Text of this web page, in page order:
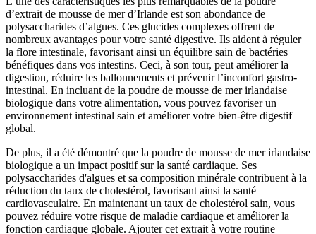
d’extrait de mousse de mer d’Irlande est son abondance de
polysaccharides d’algues. Ces glucides complexes offrent de
nombreux avantages pour votre santé digestive. Ils aident à réguler
la flore intestinale, favorisant ainsi un équilibre sain de bactéries
bénéfiques dans vos intestins. Ceci, à son tour, peut améliorer la
digestion, réduire les ballonnements et prévenir l’inconfort gastro-
intestinal. En incluant de la poudre de mousse de mer irlandaise
biologique dans votre alimentation, vous pouvez favoriser un
environnement intestinal sain et améliorer votre bien-être digestif
global.
De plus, il a été démontré que la poudre de mousse de mer irlandaise
biologique a un impact positif sur la santé cardiaque. Ses
polysaccharides d'algues et sa composition minérale contribuent à la
réduction du taux de cholestérol, favorisant ainsi la santé
cardiovasculaire. En maintenant un taux de cholestérol sain, vous
pouvez réduire votre risque de maladie cardiaque et améliorer la
fonction cardiaque globale. Ajouter cet extrait à votre routine